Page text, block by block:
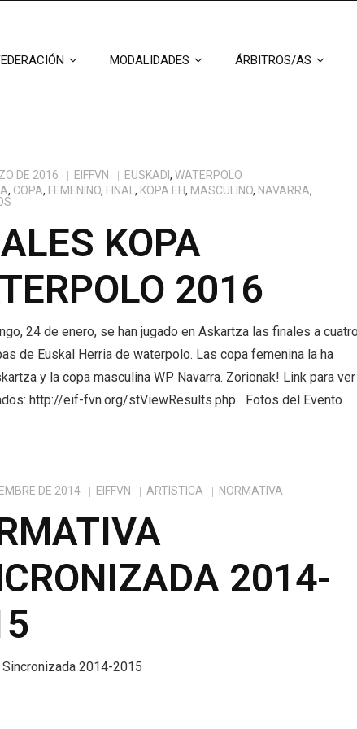
MODALIDADES ÁRBITROS/AS
DE 2016 EIFFVN EUSKADI,WATERPOLO
, COPA, FEMENINO, FINAL, KOPA EH, MASCULINO, NAVARRA,
KOPA
2016
24 de enero, se han jugado en Askartza las finales a cuatro
de Euskal Herria de waterpolo. Las copa femenina la ha
y la copa masculina WP Navarra. Zorionak! Link para ver
http://eif-fvn.org/stViewResults.php Fotos del Evento
DE 2014 EIFFVN ARTÍSTICA NORMATIVA
2014-
2014-2015